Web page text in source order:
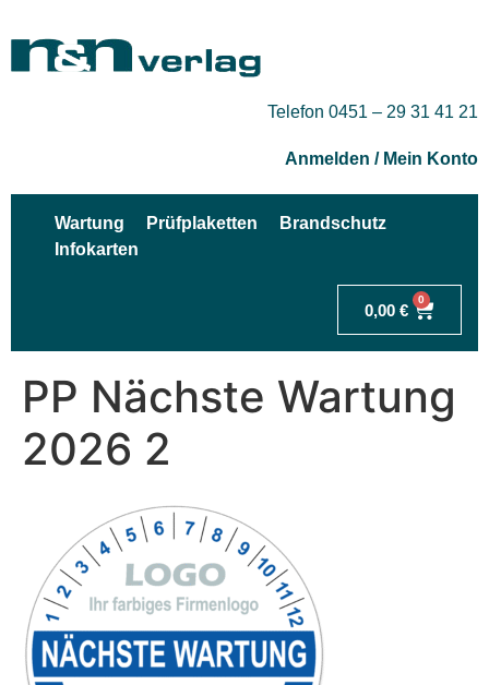
Telefon 0451 – 29 31 41 21
Anmelden / Mein Konto
Wartung Prüfplaketten
Brandschutz
Infokarten
0,00 €
0
PP Nächste Wartung
2026 2